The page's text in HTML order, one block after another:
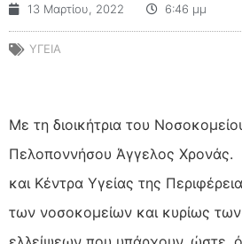
13 Μαρτίου, 2022 6:46 μμ
ΥΓΕΙΑ
Με τη διοικήτρια του
Πελοποννήσου Άγγελος Χρονάς.
και Κέντρα Υγείας της
των νοσοκομείων και κυρίως